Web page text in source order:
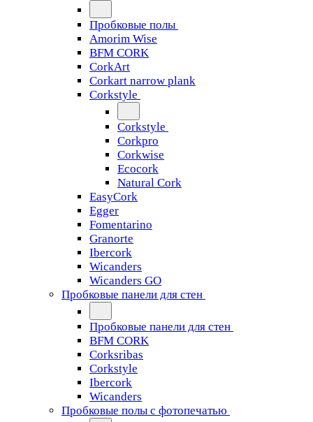
Пробковые полы
Amorim Wise
BFM CORK
CorkArt
Corkart narrow plank
Corkstyle
Corkstyle
Corkpro
Corkwise
Ecocork
Natural Cork
EasyCork
Egger
Fomentarino
Granorte
Ibercork
Wicanders
Wicanders GO
Пробковые панели для стен
Пробковые панели для стен
BFM CORK
Corksribas
Corkstyle
Ibercork
Wicanders
Пробковые полы с фотопечатью